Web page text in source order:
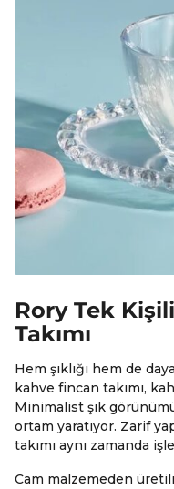
Rory Tek
Takımı
Hem şıklığı hem de
kahve fincan takımı,
Minimalist şık
ortam yaratıyor. Zarif
takımı aynı zamanda
Cam malzemeden